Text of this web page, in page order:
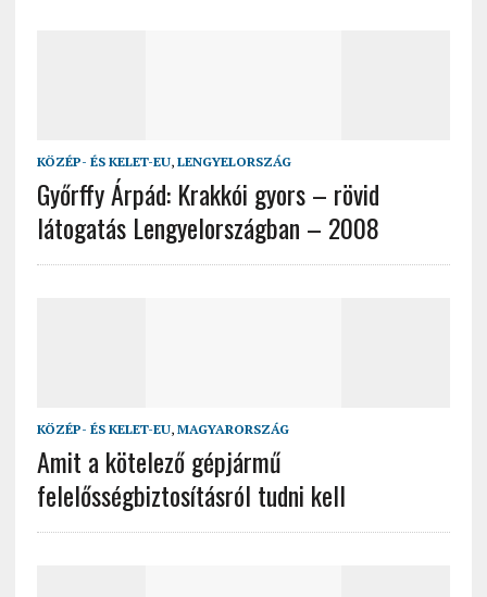
KÖZÉP- ÉS KELET-EU, LENGYELORSZÁG
Győrffy Árpád: Krakkói gyors – rövid
látogatás Lengyelországban – 2008
KÖZÉP- ÉS KELET-EU, MAGYARORSZÁG
Amit a kötelező gépjármű
felelősségbiztosításról tudni kell